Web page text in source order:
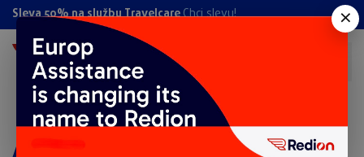
Sleva 50% na službu TravelcareChci slevu! ×